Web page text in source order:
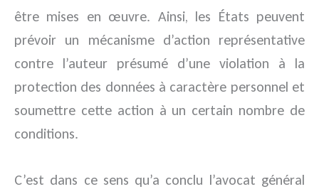
être mises en œuvre. Ainsi, les États peuvent
prévoir un mécanisme d’action représentative
contre l’auteur présumé d’une violation à la
protection des données à caractère personnel et
soumettre cette action à un certain nombre de
conditions.
C’est dans ce sens qu’a conclu l’avocat général